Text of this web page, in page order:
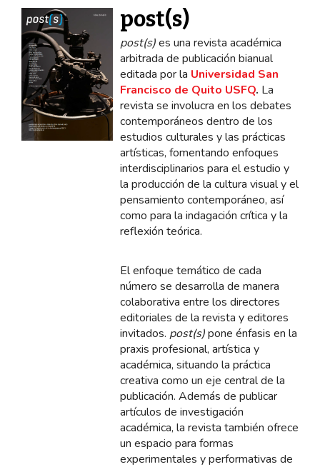
post(s)
post(s)es una revista académica
arbitrada de publicación bianual
editada por la Universidad San
Francisco de Quito USFQ. La
revista se involucra en los debates
contemporáneos dentro de los
estudios culturales y las prácticas
artísticas, fomentando enfoques
interdisciplinarios para el estudio y
la producción de la cultura visual y el
pensamiento contemporáneo, así
como para la indagación crítica y la
reflexión teórica.
El enfoque temático de cada
número se desarrolla de manera
colaborativa entre los directores
editoriales de la revista y editores
invitados. post(s)pone énfasis en la
praxis profesional, artística y
académica, situando la práctica
creativa como un eje central de la
publicación. Además de publicar
artículos de investigación
académica, la revista también ofrece
un espacio para formas
experimentales y performativas de